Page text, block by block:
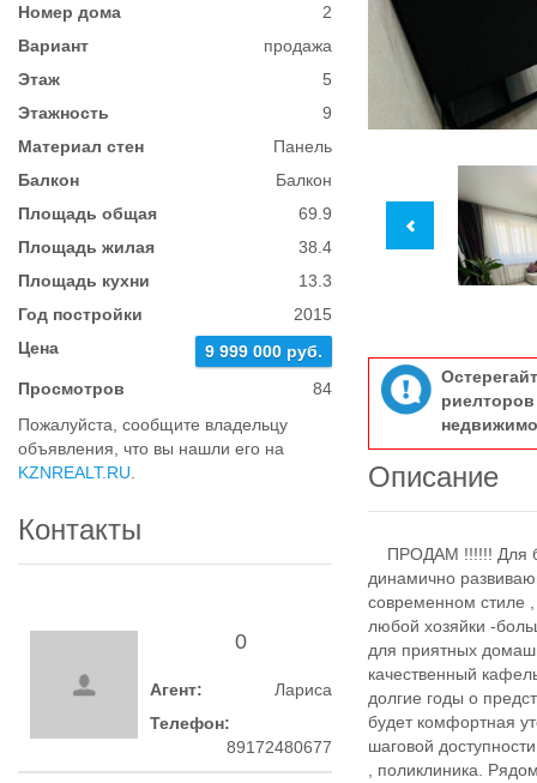
Номер дома
2
Вариант
продажа
Этаж
5
Этажность
9
Материал стен
Панель
Балкон
Балкон
Площадь общая
69.9
Площадь жилая
38.4
Площадь кухни
13.3
Год постройки
2015
Цена
9 999 000 руб.
Просмотров
84
Пожалуйста, сообщите владельцу
объявления, что вы нашли его на
KZNREALT.RU
Контакты
0
Агент:
Лариса
Телефон:
89172480677
Описание
ПРОДАМ !!!!!! Для
динамично
современном стиле
любой хозяйки -
для приятных
качественный
долгие годы о
будет комфортная
шаговой
, поликлиника.